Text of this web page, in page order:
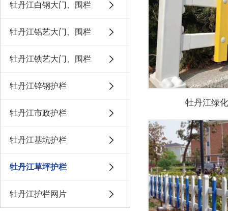
牡丹江白钢大门、围栏
牡丹江铝艺大门、围栏
牡丹江铁艺大门、围栏
牡丹江锌钢护栏
牡丹江市政护栏
牡丹江基坑护栏
牡丹江草坪护栏
牡丹江护栏网片
牡丹江绿